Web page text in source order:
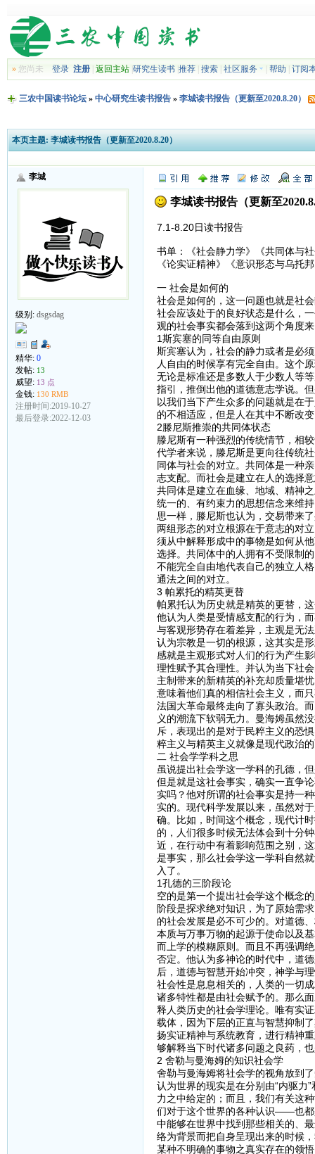
»您尚未 登录 注册| 返回主站| 研究生读书| 推荐| 搜索| 社区服务 帮助 订阅
三农中国读书论坛» 中心研究生读书报告» 李城读书报告（更新至2020.8.20）
本页主题: 李城读书报告（更新至2020.8.20）
李城
级别: dsgsdag
精华: 0
发帖: 13
威望: 13 点
金钱: 130 RMB
注册时间:2019-10-27
最后登录:2022-12-03
李城读书报告（更新至
7.1-8.20日读书报告
书单：《社会静力学》《共同体与
《论实证精神》《意识形态与乌托
一 社会是如何的
社会是如何的，这一问题也就是社
社会应该处于的良好状态是什么，
观的社会事实都会落到这两个角度
1斯宾塞的同等自由原则
斯宾塞认为，社会的静力或者是必
人自由的时候享有完全自由。这个
无论是标准还是多数人于少数人等
指引，推倒出他的道德意志学说。
以我们当下产生众多的问题就是在
的不相适应，但是人在其中不断改
2滕尼斯推崇的共同体状态
滕尼斯有一种强烈的传统情节，相
代学者来说，滕尼斯是更向往传统
同体与社会的对立。共同体是一种
志支配。而社会是建立在人的选择
共同体是建立在血缘、地域、精神
统一的、有约束力的思想信念来维
思一样，滕尼斯也认为，交易带来
两组形态的对立根源在于意志的对
须从中解释形成中的事物是如何从
选择。共同体中的人拥有不受限制
不能完全自由地代表自己的独立人
通法之间的对立。
3 帕累托的精英更替
帕累托认为历史就是精英的更替，
他认为人类是受情感支配的行为，
与客观形势存在着差异，主观是无
认为宗教是一切的根源，这其实是
感就是主观形式对人们的行为产生
理性赋予其合理性。并认为当下社
主制带来的新精英的补充却质量堪
意味着他们真的相信社会主义，而
法国大革命最终走向了寡头政治。
义的潮流下软弱无力。曼海姆虽然
斥，表现出的是对于民粹主义的恐
粹主义与精英主义就像是现代政治
二 社会学学科之思
虽说提出社会学这一学科的孔德，
但是就是这社会事实，确实一直争
实吗？他对所谓的社会事实是持一
实的。现代科学发展以来，虽然对
确。比如，时间这个概念，现代计
的，人们很多时候无法体会到十分
近，在行动中有着影响范围之别，
是事实，那么社会学这一学科自然
入了。
1孔德的三阶段论
空的是第一个提出社会学这个概念
阶段是探求绝对知识，为了原始需
的社会发展是必不可少的。对道德
本质与万事万物的起源于使命以及
而上学的模糊原则。而且不再强调
否定。他认为多神论的时代中，道
后，道德与智慧开始冲突，神学与
社会性是息息相关的，人类的一切
诸多特性都是由社会赋予的。那么
释人类历史的社会学理论。唯有实
载体，因为下层的正直与智慧抑制
扬实证精神与系统教育，进行精神
够解释当下时代诸多问题之良药，
2 舍勒与曼海姆的知识社会学
舍勒与曼海姆将社会学的视角放到
认为世界的现实是在分别由“内驱力
力之中给定的；而且，我们有关这
们对于这个世界的各种认识——也都
中能够在世界中找到那些相关的、
络为背景而把自身呈现出来的时候
某种不明确的事物之真实存在的领